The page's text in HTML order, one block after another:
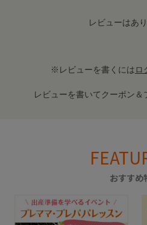
レビューはあ
※レビューを書くにはロ
レビューを書いてクーポン＆
おすすめ